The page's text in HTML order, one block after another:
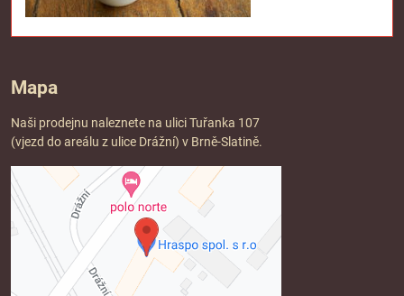
Mapa
Naši prodejnu naleznete na ulici Tuřanka 107
(vjezd do areálu z ulice Drážní) v Brně-Slatině.